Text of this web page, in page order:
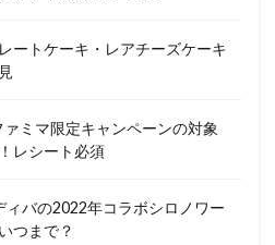
ートケーキ・レアチーズケーキ
ミマ限定キャンペーンの対象
レシート必須
ィバの2022年コラボシロノワー
つまで？